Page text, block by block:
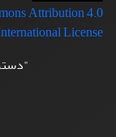
Attribution 4.0
License